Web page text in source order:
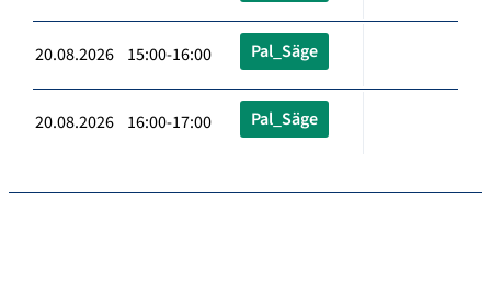
20.08.2026 15:00-16:00 Pal_Säge
20.08.2026 16:00-17:00 Pal_Säge